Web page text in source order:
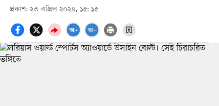
প্রকাশ: ২৩ এপ্রিল ২০২৪, ১৫: ১৫